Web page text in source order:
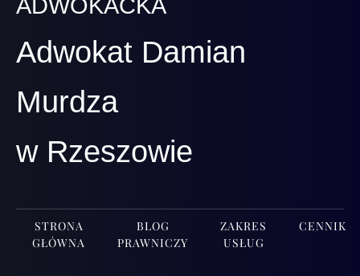
ADWOKACKA
Adwokat Damian
Murdza
w Rzeszowie
STRONA
GŁÓWNA
BLOG
PRAWNICZY
ZAKRES
USŁUG
CENNIK